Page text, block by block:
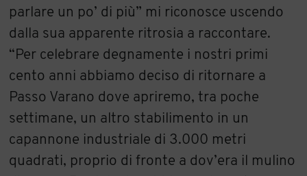
parlare un po’ di più” mi riconosce uscendo
dalla sua apparente ritrosia a raccontare.
“Per celebrare degnamente i nostri primi
cento anni abbiamo deciso di ritornare a
Passo Varano dove apriremo, tra poche
settimane, un altro stabilimento in un
capannone industriale di 3.000 metri
quadrati, proprio di fronte a dov’era il mulino